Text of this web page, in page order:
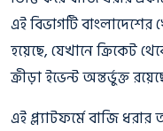
এই বিভাগটি
হয়েছে, যেখানে ক্রিকেট
ক্রীড়া ইভেন্ট অন্তর্ভুক্ত
এই প্ল্যাটফর্মে বাজি